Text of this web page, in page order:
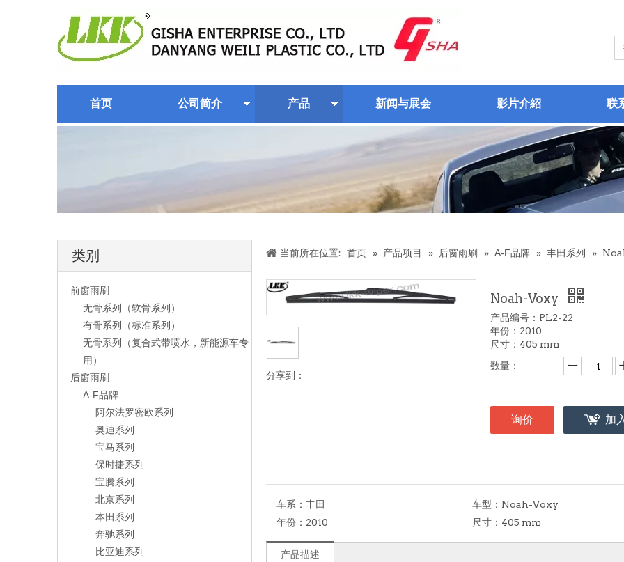
首页 公司简介 产品 新闻与展会 影片介紹 联
类别
前窗雨刷
无骨系列（软骨系列）
有骨系列（标准系列）
无骨系列（复合式带喷水，新能源车专
用）
后窗雨刷
A-F品牌
阿尔法罗密欧系列
奥迪系列
宝马系列
保时捷系列
宝腾系列
北京系列
本田系列
奔驰系列
比亚迪系列
当前所在位置: 首页 » 产品项目 » 后窗雨刷 » A-F品牌 » 丰田系列 »
分享到：
Noah-Voxy
产品编号：PL2-22
年份：2010
尺寸：405 mm
数量：
询价 加
车系： 丰田 车型： Noah-Voxy
年份： 2010 尺寸： 405 mm
产品描述